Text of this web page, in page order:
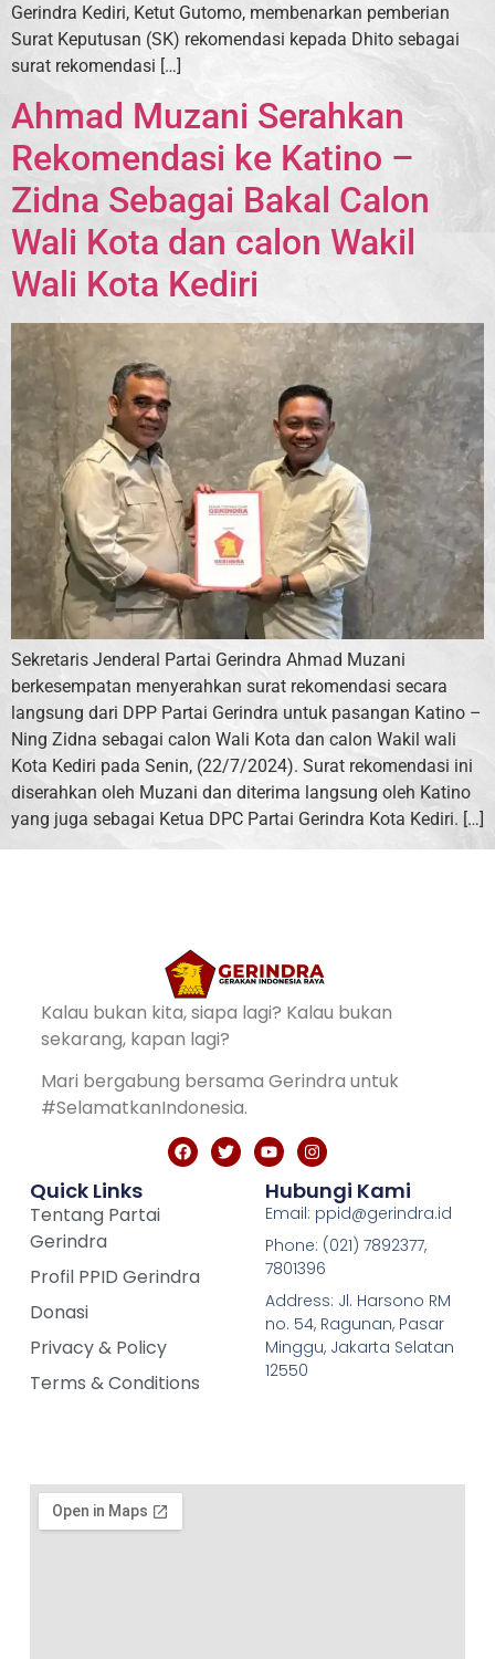
Gerindra Kediri, Ketut Gutomo, membenarkan pemberian
Surat Keputusan (SK) rekomendasi kepada Dhito sebagai
surat rekomendasi […]
Ahmad Muzani Serahkan
Rekomendasi ke Katino –
Zidna Sebagai Bakal Calon
Wali Kota dan calon Wakil
Wali Kota Kediri
Sekretaris Jenderal Partai Gerindra Ahmad Muzani
berkesempatan menyerahkan surat rekomendasi secara
langsung dari DPP Partai Gerindra untuk pasangan Katino –
Ning Zidna sebagai calon Wali Kota dan calon Wakil wali
Kota Kediri pada Senin, (22/7/2024). Surat rekomendasi ini
diserahkan oleh Muzani dan diterima langsung oleh Katino
yang juga sebagai Ketua DPC Partai Gerindra Kota Kediri. […]
Kalau bukan kita, siapa lagi? Kalau bukan
sekarang, kapan lagi?
Mari bergabung bersama Gerindra untuk
#SelamatkanIndonesia.
Quick Links
Tentang Partai
Gerindra
Profil PPID Gerindra
Donasi
Privacy & Policy
Terms & Conditions
Hubungi Kami
Email: ppid@gerindra.id
Phone: (021) 7892377,
7801396
Address: Jl. Harsono RM
no. 54, Ragunan, Pasar
Minggu, Jakarta Selatan
12550